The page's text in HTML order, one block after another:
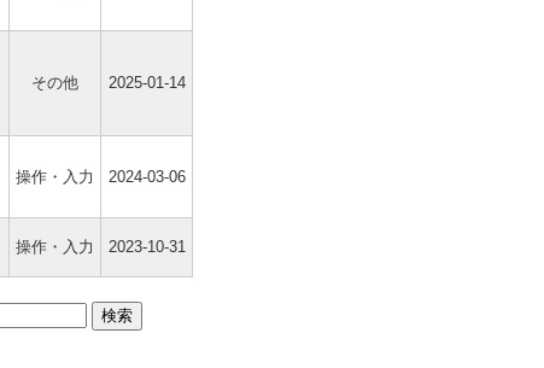
その他 2025-01-14
操作・入力 2024-03-06
操作・入力 2023-10-31